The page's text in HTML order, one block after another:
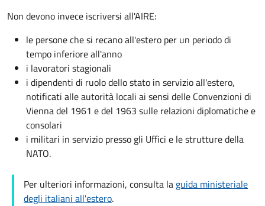
Non devono invece iscriversi all'AIRE:
le persone che si recano all'estero per un periodo di
tempo inferiore all'anno
i lavoratori stagionali
i dipendenti di ruolo dello stato in servizio all'estero,
notificati alle autorità locali ai sensi delle Convenzioni di
Vienna del 1961 e del 1963 sulle relazioni diplomatiche e
consolari
i militari in servizio presso gli Uffici e le strutture della
NATO.
Per ulteriori informazioni, consulta la guida ministeriale
degli italiani all'estero.